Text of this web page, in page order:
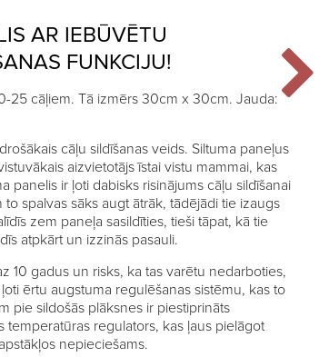
AR IEBŪVĒTU
FUNKCIJU!
25 cāļiem. Tā izmērs 30cm x 30cm. Jauda:
cāļu sildīšanas veids. Siltuma paneļus
aizvietotājs īstai vistu mammai, kas
panelis ir ļoti dabisks risinājums cāļu sildīšanai
spalvas sāks augt ātrāk, tādējādi tie izaugs
zem paneļa sasildīties, tieši tāpat, kā tie
atpkārt un izzinās pasauli.
10 gadus un risks, ka tas varētu nedarboties,
ērtu augstuma regulēšanas sistēmu, kas to
pie sildošās plāksnes ir piestiprināts
regulators, kas ļaus pielāgot
nepieciešams.